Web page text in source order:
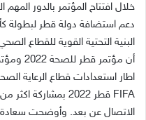
خلال افتتاح المؤتمر بالدور
دعم استضافة دولة قطر لبطولة
البنية التحتية القوية للقطاع
أن مؤتمر قطر للصحة
اطار استعدادات قطاع الرعاية
FIFA قطر
بمشاركة اكثر
الاتصال عن بعد. وأوضحت سعادة